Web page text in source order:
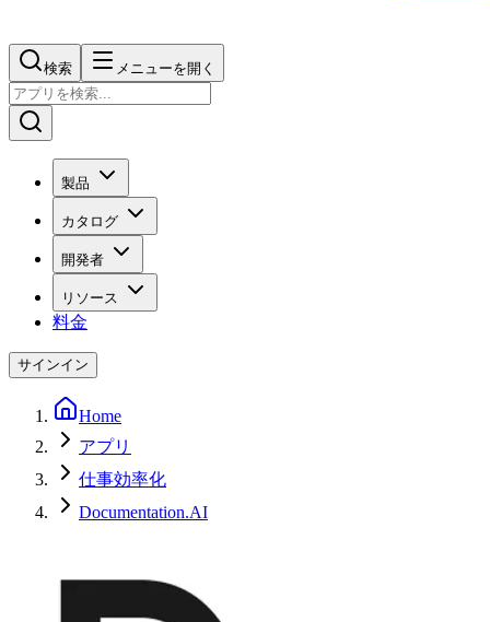
検索 メニューを開く
製品
カタログ
開発者
リソース
料金
サインイン
Home
アプリ
仕事効率化
Documentation.AI